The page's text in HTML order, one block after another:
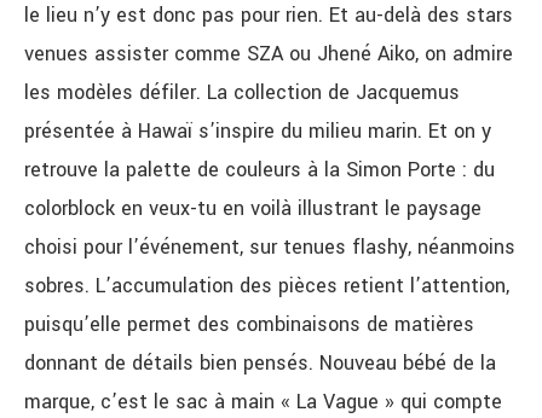
le lieu n’y est donc pas pour rien. Et au-delà des stars
venues assister comme SZA ou Jhené Aiko, on admire
les modèles défiler. La collection de Jacquemus
présentée à Hawaï s’inspire du milieu marin. Et on y
retrouve la palette de couleurs à la Simon Porte : du
colorblock en veux-tu en voilà illustrant le paysage
choisi pour l’événement, sur tenues flashy, néanmoins
sobres. L’accumulation des pièces retient l’attention,
puisqu’elle permet des combinaisons de matières
donnant de détails bien pensés. Nouveau bébé de la
marque, c’est le sac à main « La Vague » qui compte